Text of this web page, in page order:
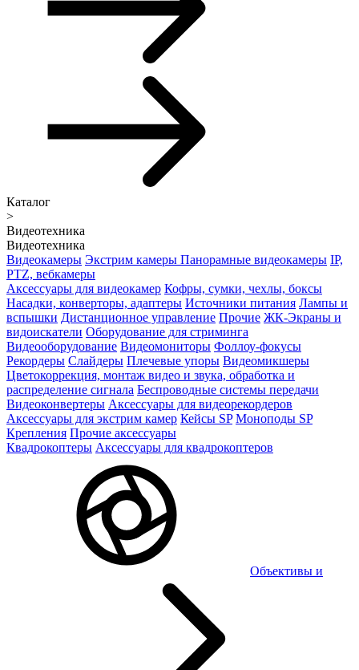
Каталог
>
Видеотехника
Видеотехника
Видеокамеры Экстрим камеры Панорамные видеокамеры IP,
PTZ, вебкамеры
Аксессуары для видеокамер Кофры, сумки, чехлы, боксы
Насадки, конверторы, адаптеры Источники питания Лампы и
вспышки Дистанционное управление Прочие ЖК-Экраны и
видоискатели Оборудование для стриминга
Видеооборудование Видеомониторы Фоллоу-фокусы
Рекордеры Слайдеры Плечевые упоры Видеомикшеры
Цветокоррекция, монтаж видео и звука, обработка и
распределение сигнала Беспроводные системы передачи
Видеоконвертеры Аксессуары для видеорекордеров
Аксессуары для экстрим камер Кейсы SP Моноподы SP
Крепления Прочие аксессуары
Квадрокоптеры Аксессуары для квадрокоптеров
Объективы и